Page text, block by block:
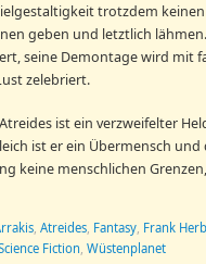
trotzdem
geben und letztlich
seine Demontage wird mit
zelebriert.
Atreides ist ein verzweifelter
ist er ein Übermensch
keine menschlichen
, Atreides, Fantasy, Frank
Fiction Wüstenplanet